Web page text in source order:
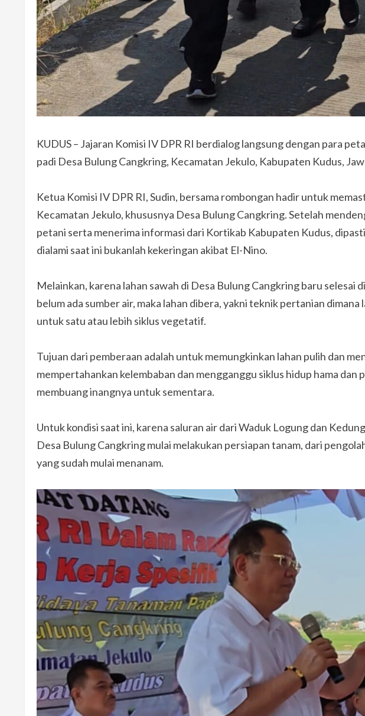
KUDUS – Jajaran Komisi IV DPR RI berdialog langsung dengan para
padi Desa Bulung Cangkring, Kecamatan Jekulo, Kabupaten Kudus,
Ketua Komisi IV DPR RI, Sudin, bersama rombongan hadir untuk
Kecamatan Jekulo, khususnya Desa Bulung Cangkring. Setelah
petani serta menerima informasi dari Kortikab Kabupaten Kudus,
dialami saat ini bukanlah kekeringan akibat El-Nino.
Melainkan, karena lahan sawah di Desa Bulung Cangkring baru selesai
belum ada sumber air, maka lahan dibera, yakni teknik pertanian
untuk satu atau lebih siklus vegetatif.
Tujuan dari pemberaan adalah untuk memungkinkan lahan pulih dan
mempertahankan kelembaban dan mengganggu siklus hidup hama dan
membuang inangnya untuk sementara.
Untuk kondisi saat ini, karena saluran air dari Waduk Logung dan
Desa Bulung Cangkring mulai melakukan persiapan tanam, dari
yang sudah mulai menanam.